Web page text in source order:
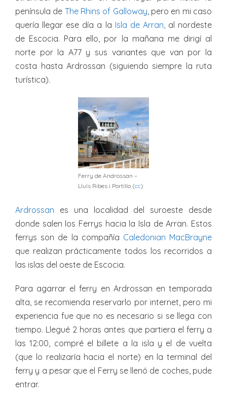
península de The Rhins of Galloway , pero en mi caso
quería llegar ese día a la Isla de Arran, al nordeste
de Escocia. Para ello, por la mañana me dirigí al
norte por la A77 y sus variantes que van por la
costa hasta Ardrossan (siguiendo siempre la ruta
turística).
Ferry de Androssan –
Lluís Ribes i Portillo (cc)
Ardrossan es una localidad del suroeste desde
donde salen los Ferrys hacia la Isla de Arran. Estos
ferrys son de la compañía Caledonian MacBrayne
que realizan prácticamente todos los recorridos a
las islas del oeste de Escocia.
Para agarrar el ferry en Ardrossan en temporada
alta, se recomienda reservarlo por internet, pero mi
experiencia fue que no es necesario si se llega con
tiempo. Llegué 2 horas antes que partiera el ferry a
las 12:00, compré el billete a la isla y el de vuelta
(que lo realizaría hacia el norte) en la terminal del
ferry y a pesar que el Ferry se llenó de coches, pude
entrar.